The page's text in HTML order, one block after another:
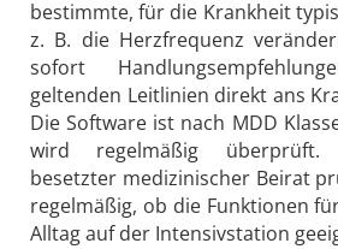
bestimmte, für die Krankheit
z. B. die Herzfrequenz
sofort
geltenden Leitlinien direkt ans
Die Software ist nach MDD
wird regelmäßig überprüft.
besetzter medizinischer Beirat
regelmäßig, ob die Funktionen
Alltag auf der Intensivstation